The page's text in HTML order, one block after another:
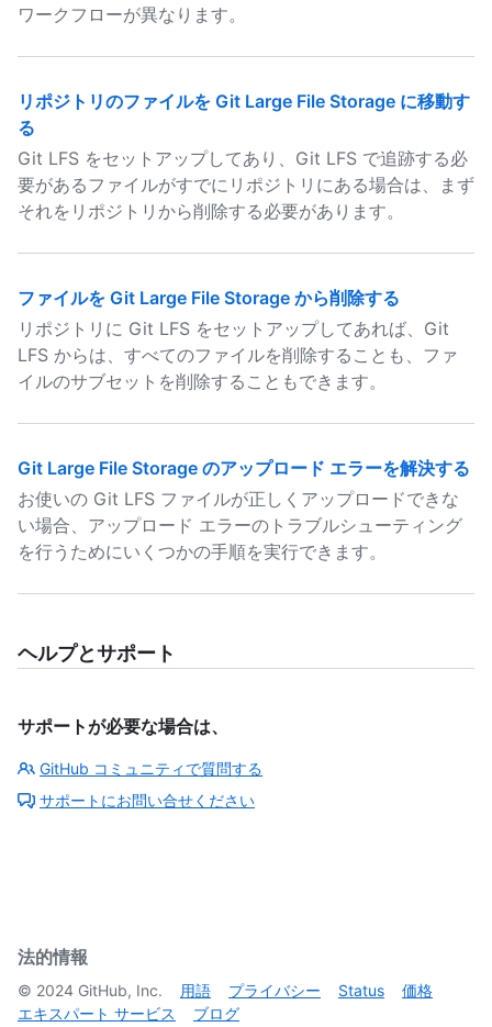
ワークフローが異なります。
リポジトリのファイルを Git Large File Storage に移動す
る
Git LFS をセットアップしてあり、Git LFS で追跡する必
要があるファイルがすでにリポジトリにある場合は、まず
それをリポジトリから削除する必要があります。
ファイルを Git Large File Storage から削除する
リポジトリに Git LFS をセットアップしてあれば、Git
LFS からは、すべてのファイルを削除することも、ファ
イルのサブセットを削除することもできます。
Git Large File Storage のアップロード エラーを解決する
お使いの Git LFS ファイルが正しくアップロードできな
い場合、アップロード エラーのトラブルシューティング
を行うためにいくつかの手順を実行できます。
ヘルプとサポート
サポートが必要な場合は、
GitHub コミュニティで質問する
サポートにお問い合せください
法的情報
© 2024 GitHub, Inc. 用語 プライバシー Status
価格
エキスパート サービス
ブログ